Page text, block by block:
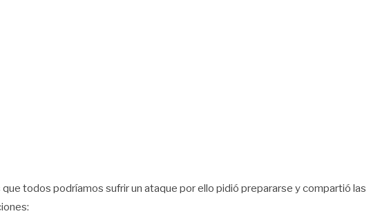
que todos podríamos sufrir un ataque por ello pidió prepararse y compartió las